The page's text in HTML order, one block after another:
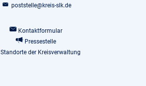
poststelle@kreis-slk.de
Kontaktformular
Pressestelle
Standorte der Kreisverwaltung